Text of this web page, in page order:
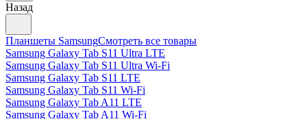
Назад
Планшеты SamsungСмотреть все товары
Samsung Galaxy Tab S11 Ultra LTE
Samsung Galaxy Tab S11 Ultra Wi-Fi
Samsung Galaxy Tab S11 LTE
Samsung Galaxy Tab S11 Wi-Fi
Samsung Galaxy Tab A11 LTE
Samsung Galaxy Tab A11 Wi-Fi